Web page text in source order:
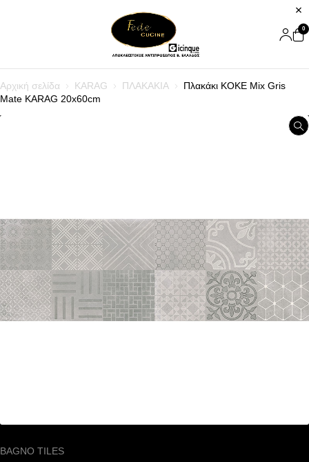
0
Αρχική σελίδα KARAG ΠΛΑΚΑΚΙΑ
Πλακάκι KOKE Mix Gris
Mate KARAG 20x60cm
BAGNO TILES